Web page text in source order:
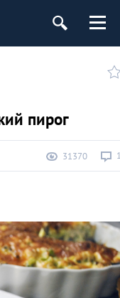
пирог
31370